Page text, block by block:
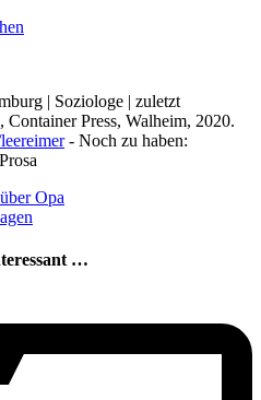
| Soziologe | zuletzt
Container Press, Walheim, 2020.
- Noch zu haben:
Opa
…